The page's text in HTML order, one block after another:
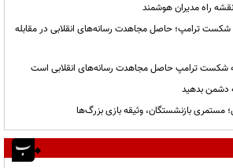
راه مدیران هوشمند
شکست ترامپ؛ حاصل مجاهدت رسانه‌های انقلابی در مقابله
شکست ترامپ حاصل مجاهدت رسانه‌های انقلابی است
دشمن بدهید
مستمری بازنشستگان، وثیقه بازی بزرگ‌ها